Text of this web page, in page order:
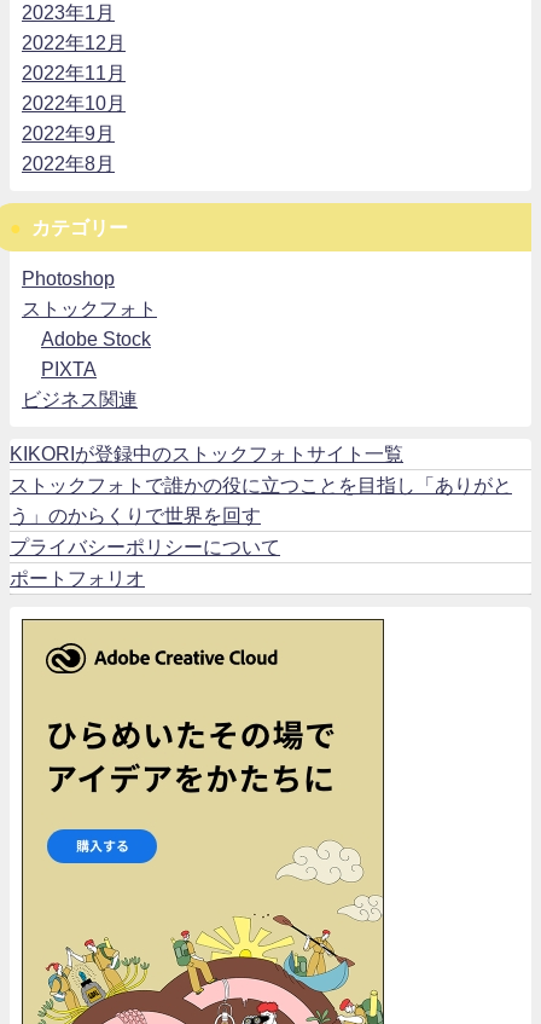
2023年1月
2022年12月
2022年11月
2022年10月
2022年9月
2022年8月
カテゴリー
Photoshop
ストックフォト
Adobe Stock
PIXTA
ビジネス関連
KIKORIが登録中のストックフォトサイト一覧
ストックフォトで誰かの役に立つことを目指し「ありがと
う」のからくりで世界を回す
プライバシーポリシーについて
ポートフォリオ